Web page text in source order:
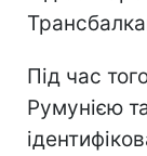
Під час
Румунією